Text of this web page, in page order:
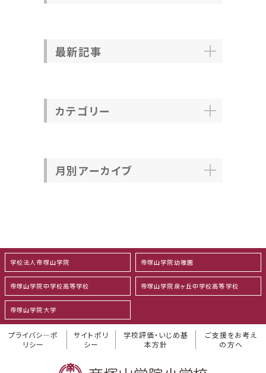
最新記事
カテゴリー
月別アーカイブ
学校法人帝塚山学院 帝塚山学院幼稚園
帝塚山学院中学校高等学校 帝塚山学院泉ヶ丘中学校高等学校
帝塚山学院大学
プライバシ―ポ
リシー
サイトポリ
シー
学校評価・いじめ基
本方針
ご支援をお考え
の方へ